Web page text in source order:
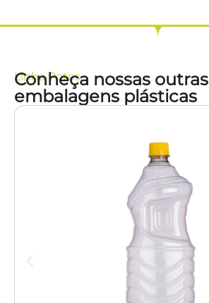
LinhaPotes
Conheça nossas outras
embalagens plásticas